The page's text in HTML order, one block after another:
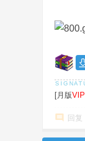
[月版VIP
回复